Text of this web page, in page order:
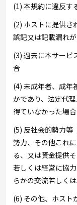
(1) 本規約に違反す
(2) ホストに提供さ
誤記又は記載漏れ
(3) 過去に本サービ
合
(4) 未成年者、成年
かであり、法定代
得ていなかった場合
(5) 反社会的勢力等
勢力、その他これ
る、又は資金提供
若しくは経営に協
らかの交流若しく
(6) その他、ホスト